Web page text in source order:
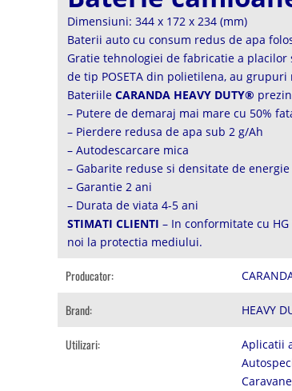
Dimensiuni: 344 x 172 x 234 (mm)
Baterii auto cu consum redus de apa
Gratie tehnologiei de fabricatie a
de tip POSETA din polietilena, au
Bateriile CARANDA HEAVY DUTY®
– Putere de demaraj mai mare cu 50%
– Pierdere redusa de apa sub 2 g/Ah
– Autodescarcare mica
– Gabarite reduse si densitate de
– Garantie 2 ani
– Durata de viata 4-5 ani
STIMATI CLIENTI – In conformitate cu
noi la protectia mediului.
Producator:
Brand: HEAVY
Utilizari:
Aplicatii
Caravane